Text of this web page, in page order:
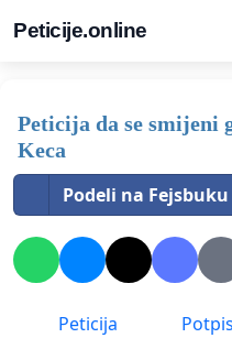
Peticije.online
Peticija da se smijeni
Keca
Podeli na Fejsbuku
Peticija